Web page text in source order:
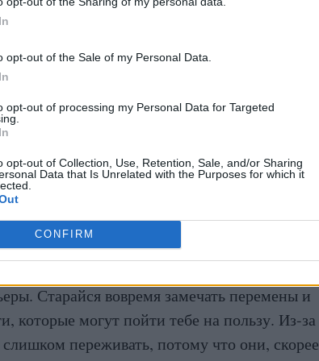
opt-out of the Sale of my Personal Data.
opt-out of processing my Personal Data for Targeted
opt-out of Collection, Use, Retention, Sale, and/or Sharing
Data that Is Unrelated with the Purposes for which it
CONFIRM
которое положительно повлияет на твою
Будет важно не упустить значимые
и развивать их. В это время ты
поможет яснее увидеть дальнейшее
тёплые моменты и романтические
на этой неделе помогут тебе двигаться к
который позже может оказаться
Старайся вовремя замечать перемены и
которые могут пойти тебе на пользу. Из-за
переживать, потому что они, скорее